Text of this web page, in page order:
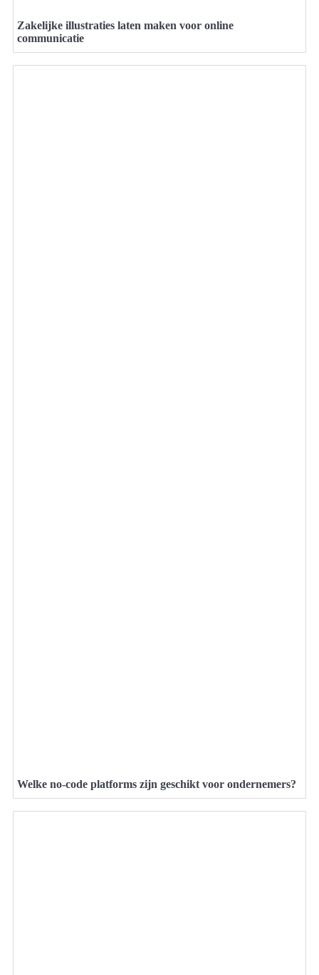
Zakelijke illustraties laten maken voor online
communicatie
Welke no-code platforms zijn geschikt voor ondernemers?